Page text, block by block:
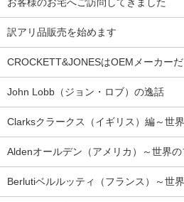
訳アリ品販売を始めます
CROCKETT&JONESはOEMメーカー
John Lobb（ジョン・ロブ）の逸話
Clarksクラークス（イギリス）編～世
Aldenオールデン（アメリカ）～世界の
Berlutiベルルッティ（フランス）～世